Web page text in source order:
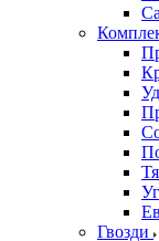
Гвозди